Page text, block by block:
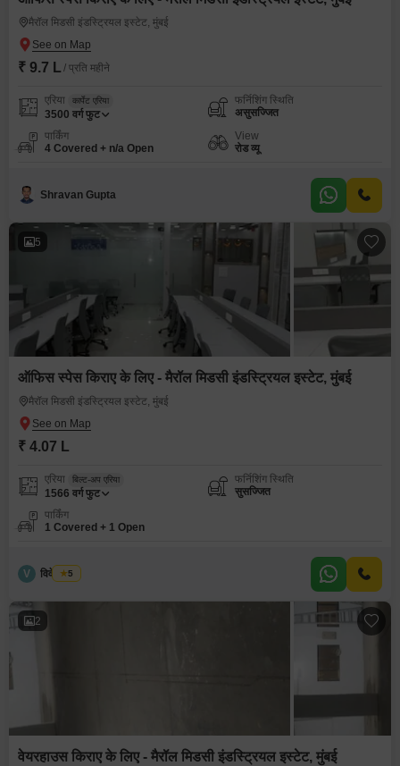
मैरॉल मिडसी इंडस्ट्रियल इस्टेट, मुंबई
₹ 9.7 L / प्रति महीने
एरिया कार्पेट एरिया
3500 वर्ग फुट
फर्निशिंग स्थिति
असुसज्जित
पार्किंग
4 Covered + n/a Open
View
रोड व्यू
Shravan Gupta
5
ऑफिस स्पेस किराए के लिए - मैरॉल मिडसी इंडस्ट्रियल इस्टेट, मुंबई
मैरॉल मिडसी इंडस्ट्रियल इस्टेट, मुंबई
₹ 4.07 L
एरिया बिल्ट-अप एरिया
1566 वर्ग फुट
फर्निशिंग स्थिति
सुसज्जित
पार्किंग
1 Covered + 1 Open
V विवेक भूचर
5
2
वेयरहाउस किराए के लिए - मैरॉल मिडसी इंडस्ट्रियल इस्टेट, मुंबई